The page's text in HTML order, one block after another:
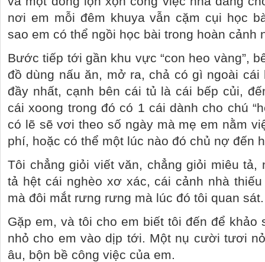
nơi em mỗi đêm khuya vẫn cặm cụi học
sao em có thể ngồi học bài trong hoàn cảnh
Bước tiếp tới gần khu vực “con heo vàng”,
đồ dùng nấu ăn, mở ra, chả có gì ngoài
đầy nhất, cạnh bên cái tủ là cái bếp củi,
cái xoong trong đó có 1 cái dành cho chú
có lẽ sẽ vơi theo số ngày mà mẹ em nằm
phí, hoặc có thể một lúc nào đó chủ nợ đến
Tôi chẳng giỏi viết văn, chẳng giỏi miêu tả,
tả hệt cái nghèo xơ xác, cái cảnh nhà
mà đôi mắt rưng rưng mà lúc đó tôi quan sát.
Gặp em, và tôi cho em biết tôi đến để
nhỏ cho em vào dịp tới. Một nụ cười tươi
âu, bộn bề công việc của em.